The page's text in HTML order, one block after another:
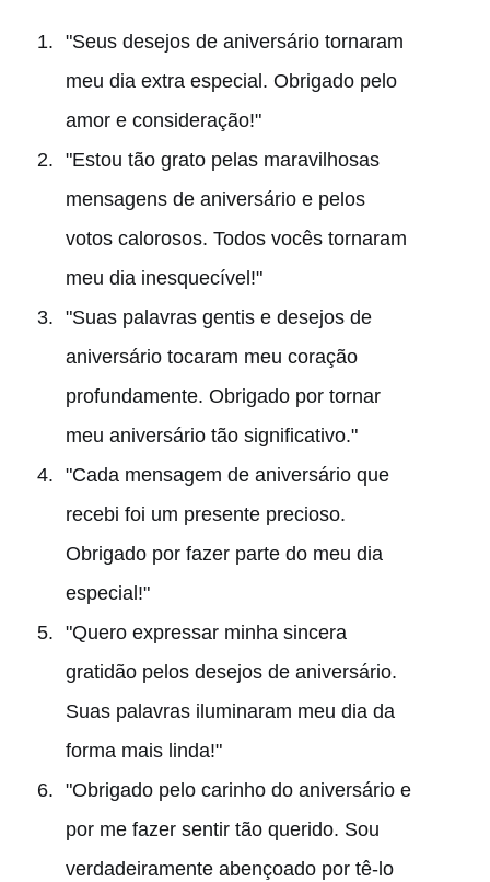
"Seus desejos de aniversário tornaram
meu dia extra especial. Obrigado pelo
amor e consideração!"
"Estou tão grato pelas maravilhosas
mensagens de aniversário e pelos
votos calorosos. Todos vocês tornaram
meu dia inesquecível!"
"Suas palavras gentis e desejos de
aniversário tocaram meu coração
profundamente. Obrigado por tornar
meu aniversário tão significativo."
"Cada mensagem de aniversário que
recebi foi um presente precioso.
Obrigado por fazer parte do meu dia
especial!"
"Quero expressar minha sincera
gratidão pelos desejos de aniversário.
Suas palavras iluminaram meu dia da
forma mais linda!"
"Obrigado pelo carinho do aniversário e
por me fazer sentir tão querido. Sou
verdadeiramente abençoado por tê-lo